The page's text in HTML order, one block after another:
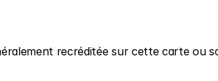
recréditée sur cette carte ou